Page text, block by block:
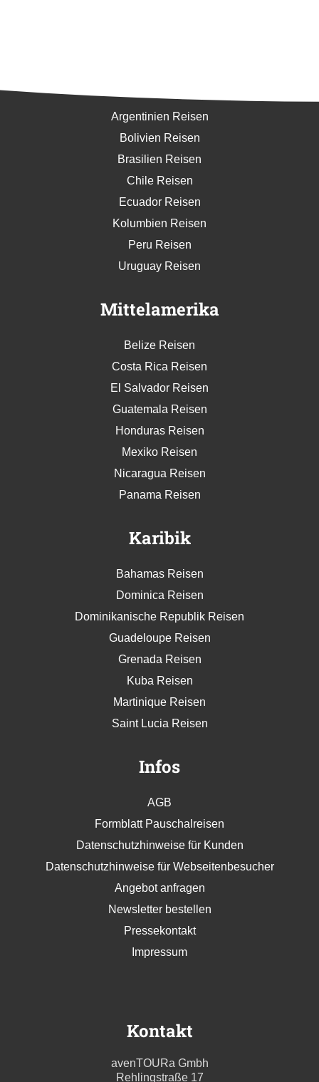
Argentinien Reisen
Bolivien Reisen
Brasilien Reisen
Chile Reisen
Ecuador Reisen
Kolumbien Reisen
Peru Reisen
Uruguay Reisen
Mittelamerika
Belize Reisen
Costa Rica Reisen
El Salvador Reisen
Guatemala Reisen
Honduras Reisen
Mexiko Reisen
Nicaragua Reisen
Panama Reisen
Karibik
Bahamas Reisen
Dominica Reisen
Dominikanische Republik Reisen
Guadeloupe Reisen
Grenada Reisen
Kuba Reisen
Martinique Reisen
Saint Lucia Reisen
Infos
AGB
Formblatt Pauschalreisen
Datenschutzhinweise für Kunden
Datenschutzhinweise für Webseitenbesucher
Angebot anfragen
Newsletter bestellen
Pressekontakt
Impressum
Kontakt
avenTOURa Gmbh
Rehlingstraße 17